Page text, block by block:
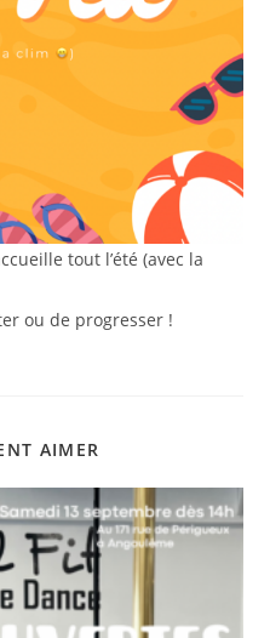
tout l’été (avec la
ou de progresser !
AIMER